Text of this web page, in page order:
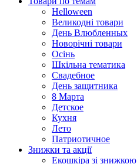
Helloween
Великодні товари
День Влюбленных
Новорічні товари
Осінь
Шкільна тематика
Свадебное
День защитника
8 Марта
Детское
Кухня
Лето
Патриотичное
Знижки та акції
Екошкіра зі знижкою